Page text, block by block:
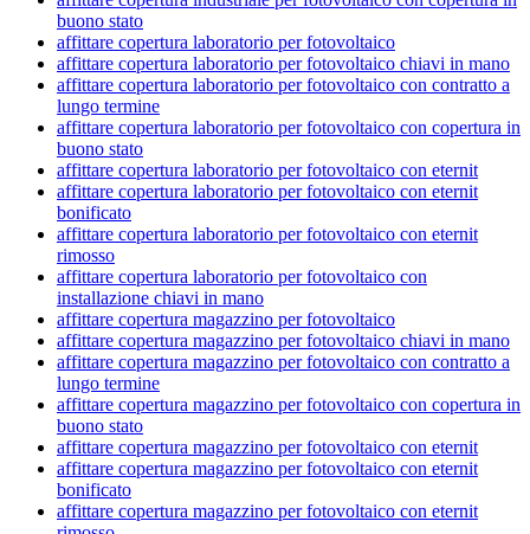
buono stato
affittare copertura laboratorio per fotovoltaico
affittare copertura laboratorio per fotovoltaico chiavi in mano
affittare copertura laboratorio per fotovoltaico con contratto a
lungo termine
affittare copertura laboratorio per fotovoltaico con copertura in
buono stato
affittare copertura laboratorio per fotovoltaico con eternit
affittare copertura laboratorio per fotovoltaico con eternit
bonificato
affittare copertura laboratorio per fotovoltaico con eternit
rimosso
affittare copertura laboratorio per fotovoltaico con
installazione chiavi in mano
affittare copertura magazzino per fotovoltaico
affittare copertura magazzino per fotovoltaico chiavi in mano
affittare copertura magazzino per fotovoltaico con contratto a
lungo termine
affittare copertura magazzino per fotovoltaico con copertura in
buono stato
affittare copertura magazzino per fotovoltaico con eternit
affittare copertura magazzino per fotovoltaico con eternit
bonificato
affittare copertura magazzino per fotovoltaico con eternit